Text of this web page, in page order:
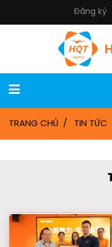
Đăng ký
TRANG CHỦ TIN TỨC